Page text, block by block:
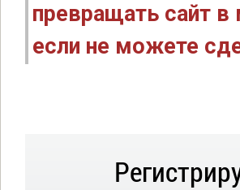
превращать сайт в
если не можете